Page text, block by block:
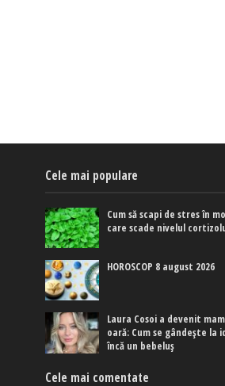
Cele mai populare
Cum să scapi de stres în
care scade nivelul
HOROSCOP 8 august 2026
Laura Cosoi a devenit
oară: Cum se gândește la
încă un bebeluș
Cele mai comentate